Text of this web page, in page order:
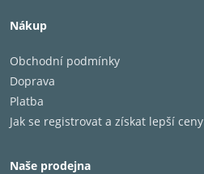
Nákup
Obchodní podmínky
Doprava
Platba
Jak se registrovat a získat lepší ceny
Naše prodejna